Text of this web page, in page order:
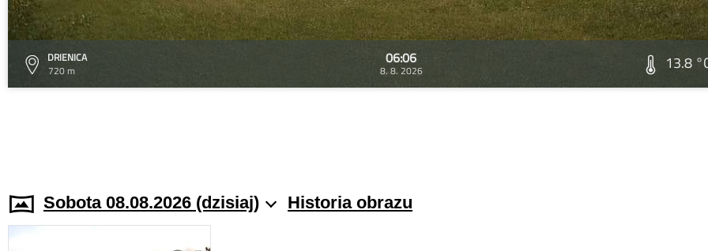
DRIENICA
720 m
06:06
8. 8. 2026 13.8
Sobota 08.08.2026 (dzisiaj) Historia obrazu